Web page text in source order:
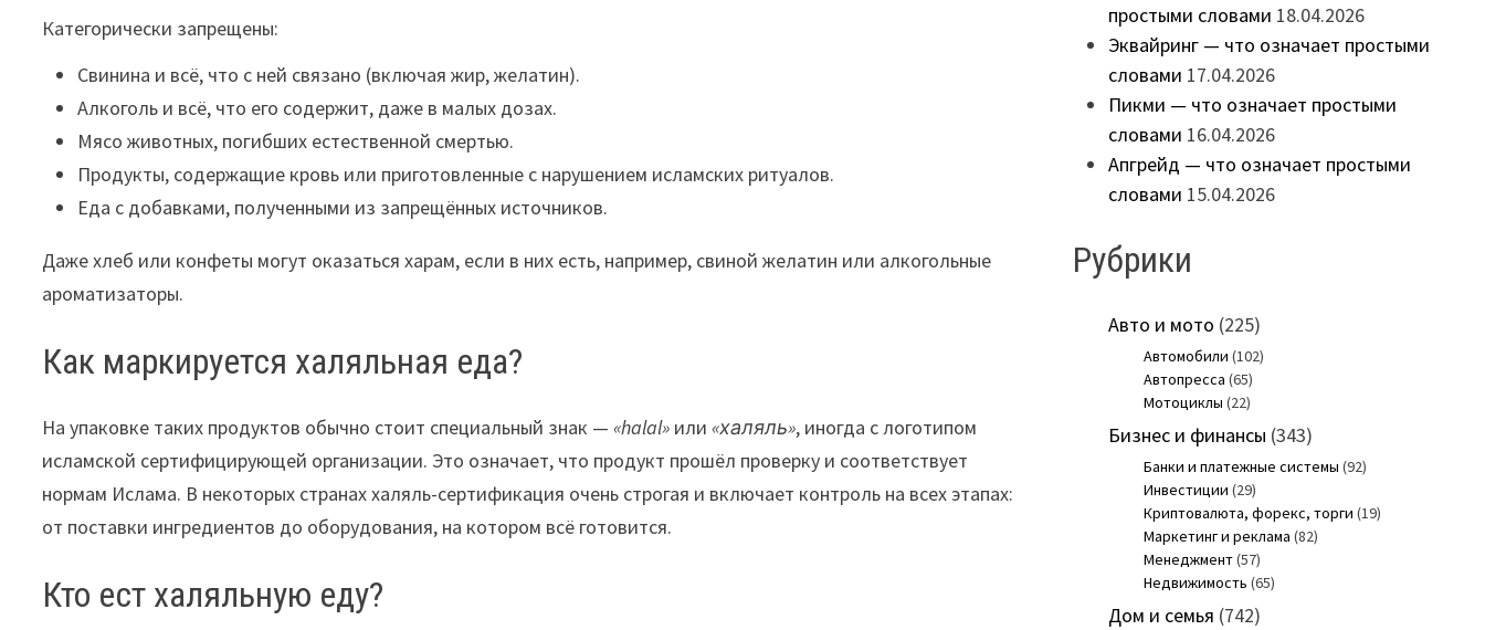
Категорически запрещены:
Свинина и всё, что с ней связано (включая жир, желатин).
Алкоголь и всё, что его содержит, даже в малых дозах.
Мясо животных, погибших естественной смертью.
Продукты, содержащие кровь или приготовленные с нарушением исламских ритуалов.
Еда с добавками, полученными из запрещённых источников.
Даже хлеб или конфеты могут оказаться харам, если в них есть, например, свиной желатин или алкогольные
ароматизаторы.
Как маркируется халяльная еда?
На упаковке таких продуктов обычно стоит специальный знак —«halal» или«халяль», иногда с логотипом
исламской сертифицирующей организации. Это означает, что продукт прошёл проверку и соответствует
нормам Ислама. В некоторых странах халяль-сертификация очень строгая и включает контроль на всех этапах:
от поставки ингредиентов до оборудования, на котором всё готовится.
Кто ест халяльную еду?
простыми словами 18.04.2026
Эквайринг — что означает простыми
словами 17.04.2026
Пикми — что означает простыми
словами 16.04.2026
Апгрейд — что означает простыми
словами 15.04.2026
Рубрики
Авто и мото (225)
Автомобили (102)
Автопресса (65)
Мотоциклы (22)
Бизнес и финансы (343)
Банки и платежные системы (92)
Инвестиции (29)
Криптовалюта, форекс, торги (19)
Маркетинг и реклама (82)
Менеджмент(57)
Недвижимость (65)
Дом и семья (742)